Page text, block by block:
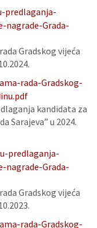
predlaganja-
nagrade-Grada-
Gradskog vijeća
rada-Gradskog-
kandidata za
Sarajeva” u 2024.
predlaganja-
nagrade-Grada-
Gradskog vijeća
rada-Gradskog-